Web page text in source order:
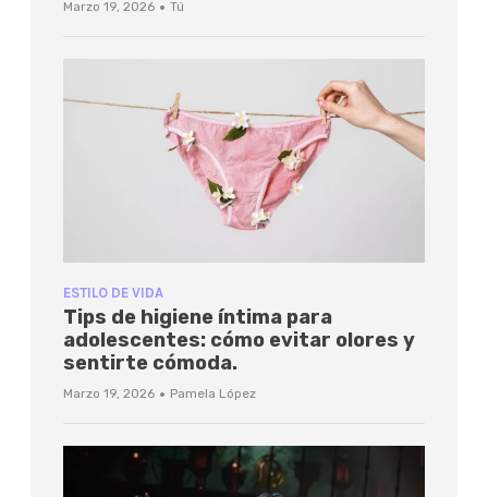
Marzo 19, 2026 · Tú
ESTILO DE VIDA
Tips de higiene íntima para
adolescentes: cómo evitar olores y
sentirte cómoda.
Marzo 19, 2026 · Pamela López